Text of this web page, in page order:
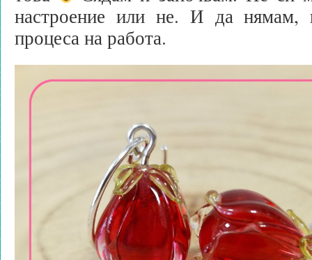
настроение или не. И да нямам,
процеса на работа.